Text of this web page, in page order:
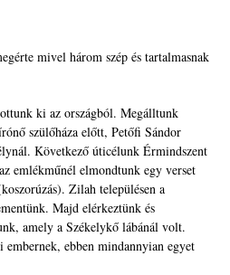
mivel három szép és tartalmasnak
ki az országból. Megálltunk
szülőháza előtt, Petőfi Sándor
Következő úticélunk Érmindszent
emlékműnél elmondtunk egy verset
Zilah településen a
Majd elérkeztünk és
amely a Székelykő lábánál volt.
ebben mindannyian egyet